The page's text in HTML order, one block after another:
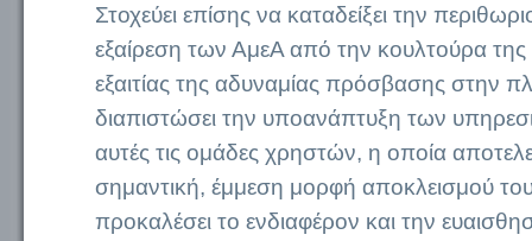
Στοχεύει επίσης να καταδείξει την
εξαίρεση των ΑμεΑ από την κουλτούρα
εξαιτίας της αδυναμίας πρόσβασης στην
διαπιστώσει την υποανάπτυξη των
αυτές τις ομάδες χρηστών, η οποία
σημαντική, έμμεση μορφή αποκλεισμού
προκαλέσει το ενδιαφέρον και την